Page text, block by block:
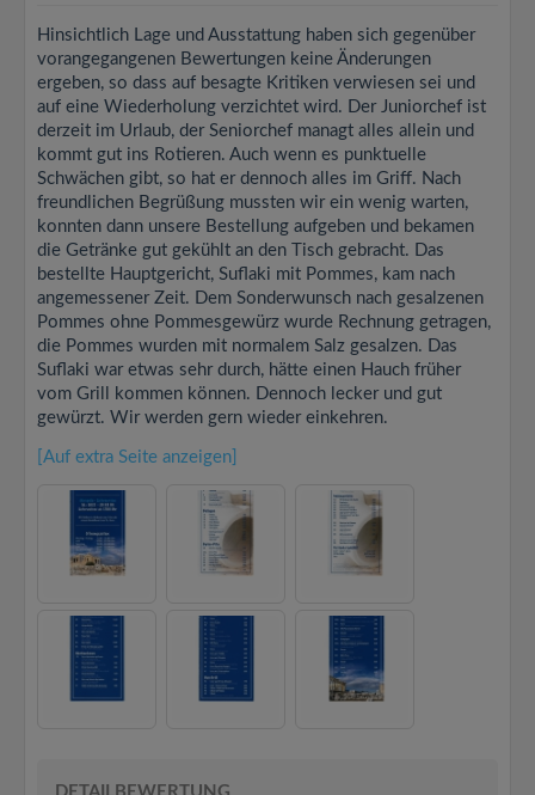
Hinsichtlich Lage und Ausstattung haben sich gegenüber
vorangegangenen Bewertungen keine Änderungen
ergeben, so dass auf besagte Kritiken verwiesen sei und
auf eine Wiederholung verzichtet wird. Der Juniorchef ist
derzeit im Urlaub, der Seniorchef managt alles allein und
kommt gut ins Rotieren. Auch wenn es punktuelle
Schwächen gibt, so hat er dennoch alles im Griff. Nach
freundlichen Begrüßung mussten wir ein wenig warten,
konnten dann unsere Bestellung aufgeben und bekamen
die Getränke gut gekühlt an den Tisch gebracht. Das
bestellte Hauptgericht, Suflaki mit Pommes, kam nach
angemessener Zeit. Dem Sonderwunsch nach gesalzenen
Pommes ohne Pommesgewürz wurde Rechnung getragen,
die Pommes wurden mit normalem Salz gesalzen. Das
Suflaki war etwas sehr durch, hätte einen Hauch früher
vom Grill kommen können. Dennoch lecker und gut
gewürzt. Wir werden gern wieder einkehren.
[Auf extra Seite anzeigen]